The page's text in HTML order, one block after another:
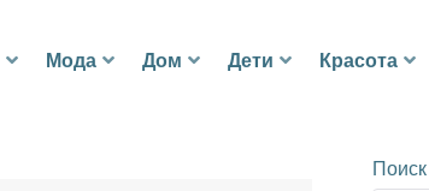
Мода Дом Дети Красота
Поиск